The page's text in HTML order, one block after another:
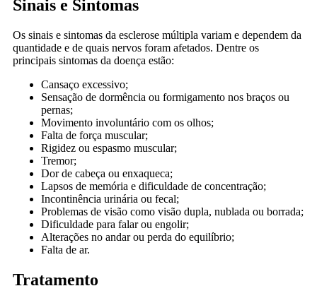
Sinais e Sintomas
Os sinais e sintomas da esclerose múltipla variam e dependem da
quantidade e de quais nervos foram afetados. Dentre os
principais sintomas da doença estão:
Cansaço excessivo;
Sensação de dormência ou formigamento nos braços ou
pernas;
Movimento involuntário com os olhos;
Falta de força muscular;
Rigidez ou espasmo muscular;
Tremor;
Dor de cabeça ou enxaqueca;
Lapsos de memória e dificuldade de concentração;
Incontinência urinária ou fecal;
Problemas de visão como visão dupla, nublada ou borrada;
Dificuldade para falar ou engolir;
Alterações no andar ou perda do equilíbrio;
Falta de ar.
Tratamento